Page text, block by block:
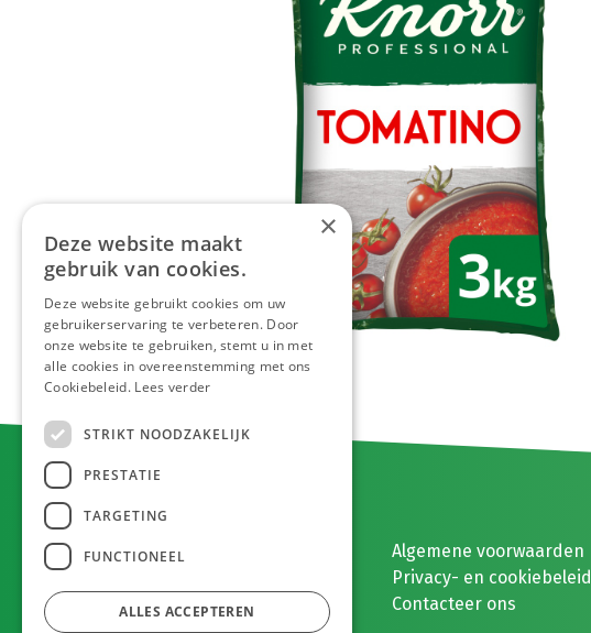
E. MEEUWISSEN BV
Gaston Eyskenslaan 2
3900 Pelt, België
Algemene voorwaarden
Privacy- en cookiebeleid
Contacteer ons
×
Deze website maakt
gebruik van cookies.
Deze website gebruikt cookies om uw
gebruikerservaring te verbeteren. Door
onze website te gebruiken, stemt u in met
alle cookies in overeenstemming met ons
Cookiebeleid. Lees verder
STRIKT NOODZAKELIJK
PRESTATIE
TARGETING
FUNCTIONEEL
ALLES ACCEPTEREN